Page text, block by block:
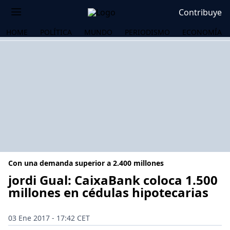
Contribuye
HOME POLÍTICA MUNDO PERIODISMO ECONOMÍA
Con una demanda superior a 2.400 millones
jordi Gual: CaixaBank coloca 1.500
millones en cédulas hipotecarias
03 Ene 2017 - 17:42 CET